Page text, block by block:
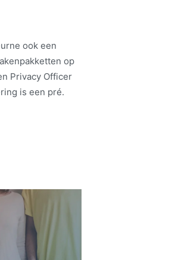
ook een
op
Privacy Officer
is een pré.